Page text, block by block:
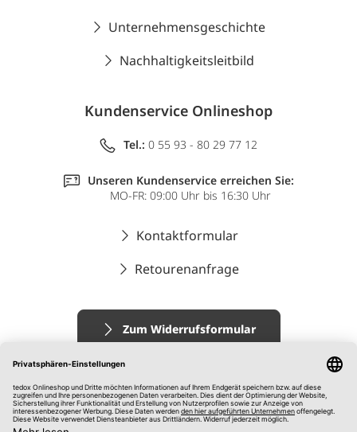
Unternehmensgeschichte
Nachhaltigkeitsleitbild
Kundenservice Onlineshop
Tel.: 0 55 93 - 80 29 77 12
Unseren Kundenservice erreichen Sie:
MO-FR: 09:00 Uhr bis 16:30 Uhr
Kontaktformular
Retourenanfrage
Zum Widerrufsformular
Impressum
AGB